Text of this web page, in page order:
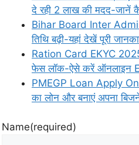
दे रही 2 लाख की मदद-
Bihar Board Inter
तिथि बढ़ी-यहां देखें पूरी
Ration Card EKYC
फेस लॉक-ऐसे करें ऑनलाइन
PMEGP Loan Apply
का लोन और बनाएं अपना
Name(required)